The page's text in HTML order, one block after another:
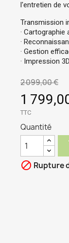
l'entretien de
Transmission
·
·
· Gestion
· Impression
2 099,00 €
1
TTC
Quantité
 Rupture